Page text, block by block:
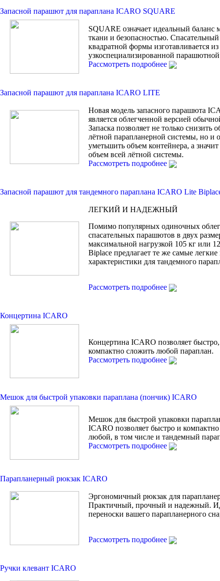
Запасной парашют для параплана ICARO SQUARE
SQUARE означает идеальный баланс
ткани и безопасностью.
квадратной формы изготавливается из
узкоспециализированной
Рассмотреть подробнее
Запасной парашют для параплана ICARO LITE
Новая модель запасного парашюта
является облегченной версией
Запаска позволяет не только снизить
лётной парапланерной системы, но и
уметьшить объем контейнера, а
объем всей лётной системы.
Рассмотреть подробнее
Запасной парашют для тандемного параплана ICARO Lite
ЛЕГКИЙ И НАДЕЖНЫЙ
Помимо популярных одиночных
спасательных парашютов в двух
максимальной нагрузкой 105 кг или
Biplace предлагает те же самые
характеристики для тандемного
Рассмотреть подробнее
Концертина ICARO
Концертина ICARO позволяет
компактно сложить любой параплан.
Рассмотреть подробнее
Мешок для быстрой упаковки параплана (пончик) ICARO
Мешок для быстрой упаковки
ICARO позволяет быстро и
любой, в том числе и тандемный
Рассмотреть подробнее
Парапланерный рюкзак ICARO
Эргономичный рюкзак для
Практичный, прочный и надежный.
переноски вашего парапланерного
Рассмотреть подробнее
Ручки клевант ICARO